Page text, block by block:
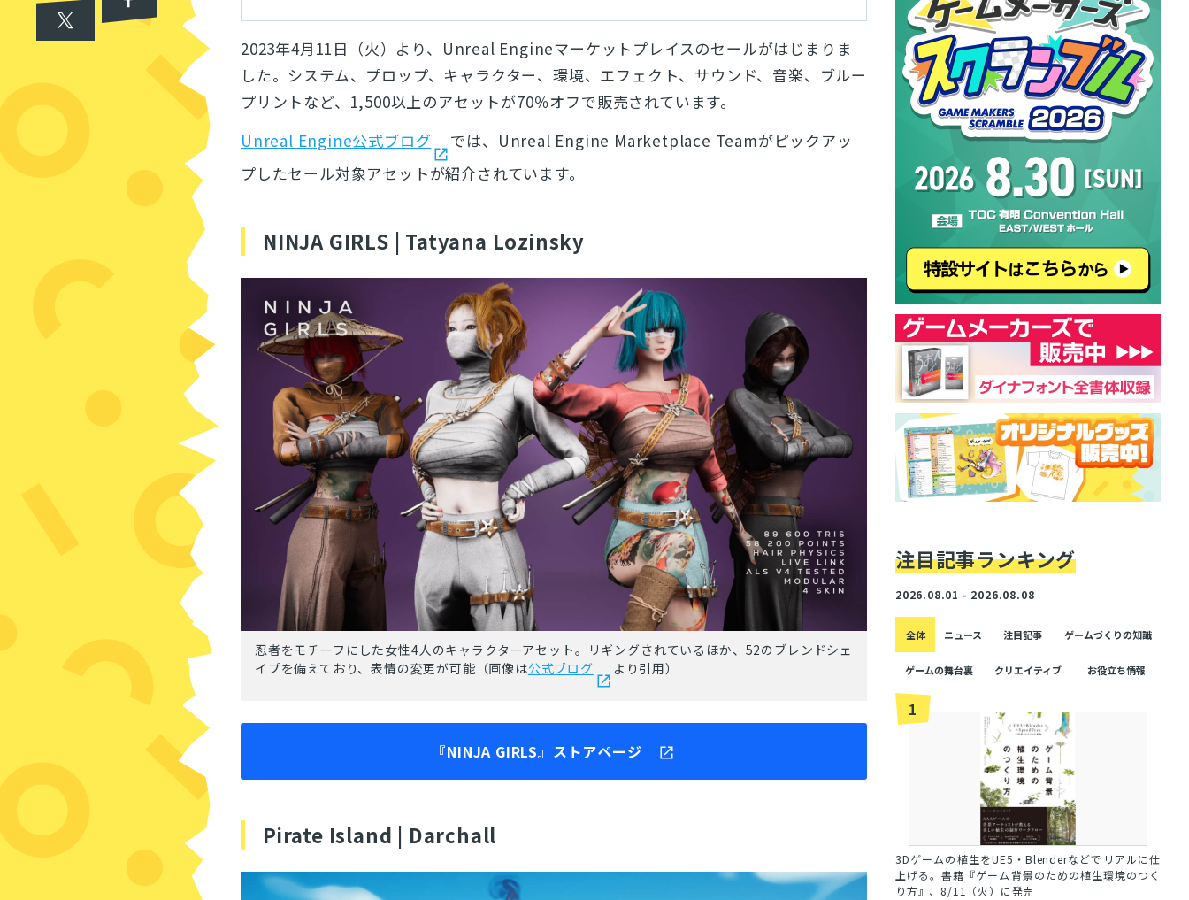
2023年4月11日（火）より、Unreal Engineマーケットプレイスのセールがはじまりま
した。システム、プロップ、キャラクター、環境、エフェクト、サウンド、音楽、ブルー
プリントなど、1,500以上のアセットが70％オフで販売されています。
Unreal Engine公式ブログ
では、Unreal Engine Marketplace Teamがピックアッ
プしたセール対象アセットが紹介されています。
NINJA GIRLS | Tatyana Lozinsky
忍者をモチーフにした女性4人のキャラクターアセット。リギングされているほか、52のブレンドシェ
イプを備えており、表情の変更が可能（画像は公式ブログ より引用）
『NINJA GIRLS』ストアページ
Pirate Island | Darchall
注目記事ランキング
2026.08.01 - 2026.08.08
全体 ニュース 注目記事 ゲームづくりの知識
ゲームの舞台裏 クリエイティブ お役立ち情報
1
3Dゲームの植生をUE5・Blenderなどでリアルに仕
上げる。書籍『ゲーム背景のための植生環境のつく
り方』、8/11（火）に発売